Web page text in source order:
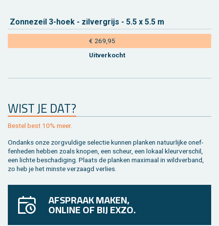
Zon­ne­zeil 3-hoek - zil­ver­grijs - 5.5 x 5.5 m
€ 269,95
Uit­ver­kocht
WIST JE DAT?
Be­stel best 10% meer.
On­danks onze zorg­vul­di­ge se­lec­tie kun­nen plan­ken na­tuur­lij­ke on­ef­
fen­he­den heb­ben zoals kno­pen, een scheur, een lo­kaal kleur­ver­schil,
een lich­te be­scha­di­ging. Plaats de plan­ken maxi­maal in wild­ver­band,
zo heb je het min­ste ver­zaagd ver­lies.
AFSPRAAK MAKEN,
ONLINE OF BIJ EXZO.